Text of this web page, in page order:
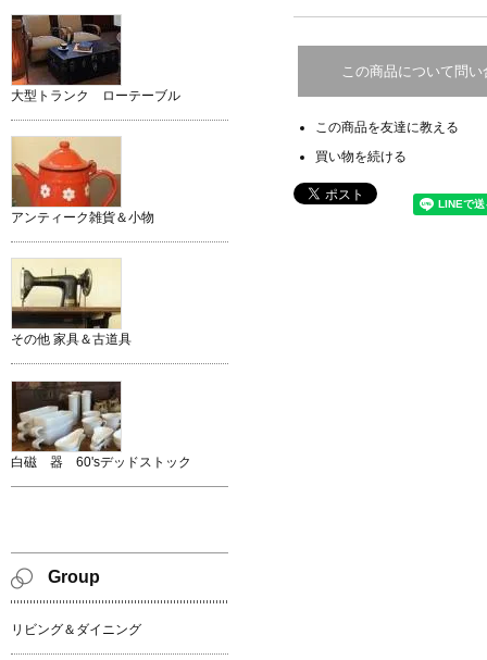
この商品について問
この商品を友達に教える
買い物を続ける
大型トランク ローテーブル
アンティーク雑貨＆小物
その他 家具＆古道具
白磁 器 60'sデッドストック
Group
リビング＆ダイニング